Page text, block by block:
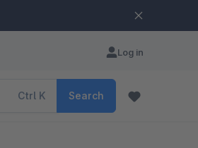
Log in
Ctrl K Search